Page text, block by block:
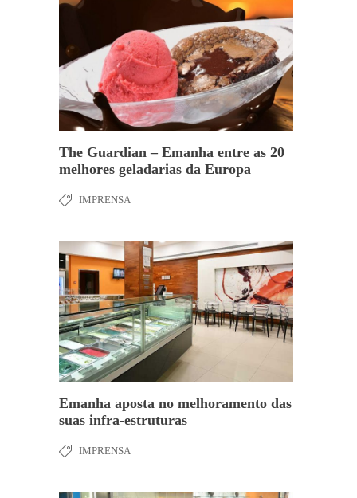
The Guardian – Emanha entre as 20
melhores geladarias da Europa
IMPRENSA
Emanha aposta no melhoramento das
suas infra-estruturas
IMPRENSA